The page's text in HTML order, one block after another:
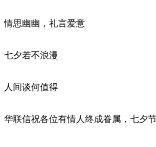
情思幽幽，礼言爱意
七夕若不浪漫
人间谈何值得
华联信祝各位有情人终成眷属，七夕节